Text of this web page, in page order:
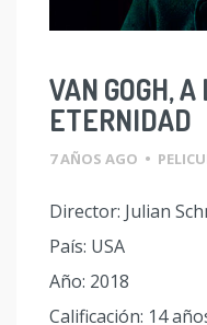
VAN GOGH,
ETERNIDAD
7 AÑOS AGO •
Director: Julian
País: USA
Año: 2018
Calificación: 14